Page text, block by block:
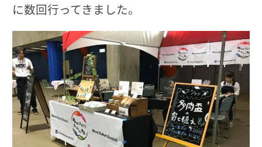
に数回行ってきました。